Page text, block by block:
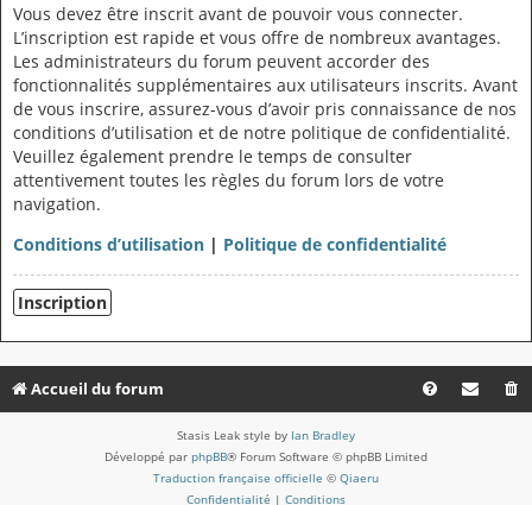
Vous devez être inscrit avant de pouvoir vous connecter.
L’inscription est rapide et vous offre de nombreux avantages.
Les administrateurs du forum peuvent accorder des
fonctionnalités supplémentaires aux utilisateurs inscrits. Avant
de vous inscrire, assurez-vous d’avoir pris connaissance de nos
conditions d’utilisation et de notre politique de confidentialité.
Veuillez également prendre le temps de consulter
attentivement toutes les règles du forum lors de votre
navigation.
Conditions d’utilisation | Politique de confidentialité
Inscription
Accueil du forum
Stasis Leak style by Ian Bradley
Développé par phpBB® Forum Software © phpBB Limited
Traduction française officielle © Qiaeru
Confidentialité | Conditions